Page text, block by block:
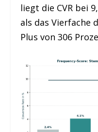
liegt die CVR bei
als das Vierfache
Plus von 306